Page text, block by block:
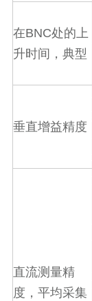
在BNC处的上
升时间，典型
垂直增益精度
直流测量精
度，平均采集